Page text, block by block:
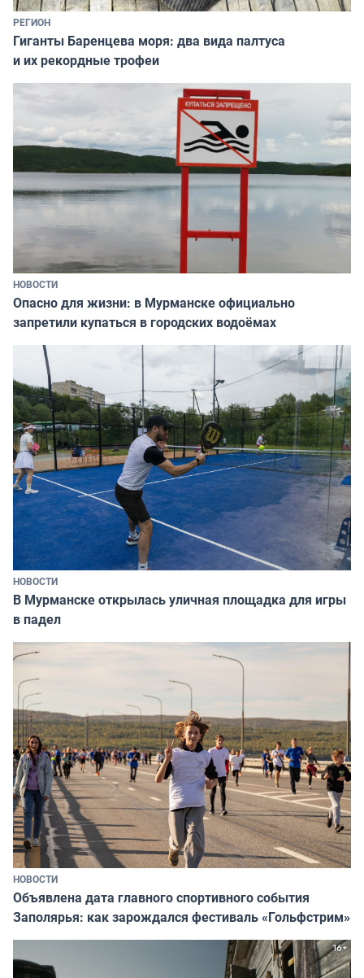
РЕГИОН
Гиганты Баренцева моря: два вида палтуса
и их рекордные трофеи
НОВОСТИ
Опасно для жизни: в Мурманске официально
запретили купаться в городских водоёмах
НОВОСТИ
В Мурманске открылась уличная площадка для игры
в падел
НОВОСТИ
Объявлена дата главного спортивного события
Заполярья: как зарождался фестиваль «Гольфстрим»